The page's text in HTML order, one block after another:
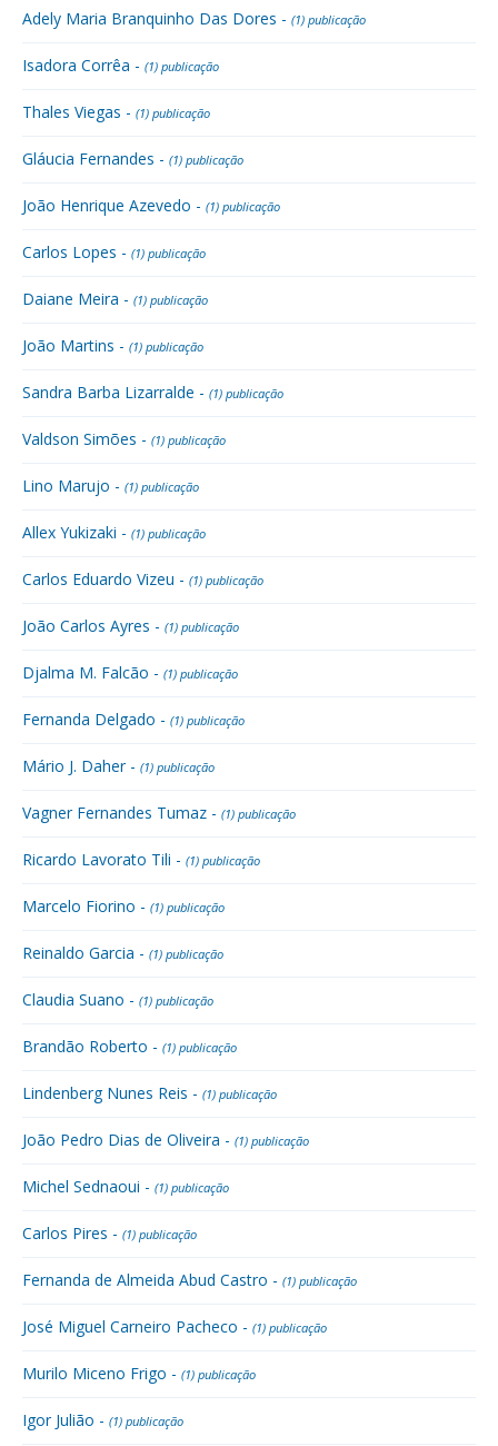
Adely Maria Branquinho Das Dores - (1) publicação
Isadora Corrêa - (1) publicação
Thales Viegas - (1) publicação
Gláucia Fernandes - (1) publicação
João Henrique Azevedo - (1) publicação
Carlos Lopes - (1) publicação
Daiane Meira - (1) publicação
João Martins - (1) publicação
Sandra Barba Lizarralde - (1) publicação
Valdson Simões - (1) publicação
Lino Marujo - (1) publicação
Allex Yukizaki - (1) publicação
Carlos Eduardo Vizeu - (1) publicação
João Carlos Ayres - (1) publicação
Djalma M. Falcão - (1) publicação
Fernanda Delgado - (1) publicação
Mário J. Daher - (1) publicação
Vagner Fernandes Tumaz - (1) publicação
Ricardo Lavorato Tili - (1) publicação
Marcelo Fiorino - (1) publicação
Reinaldo Garcia - (1) publicação
Claudia Suano - (1) publicação
Brandão Roberto - (1) publicação
Lindenberg Nunes Reis - (1) publicação
João Pedro Dias de Oliveira - (1) publicação
Michel Sednaoui - (1) publicação
Carlos Pires - (1) publicação
Fernanda de Almeida Abud Castro - (1) publicação
José Miguel Carneiro Pacheco - (1) publicação
Murilo Miceno Frigo - (1) publicação
Igor Julião - (1) publicação